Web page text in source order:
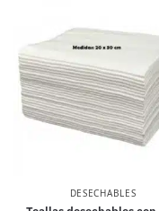
DESECHABLES